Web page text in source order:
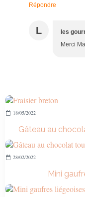
Répondre
L les
Merci
18/05/2022
Gâteau au
28/02/2022
Mini